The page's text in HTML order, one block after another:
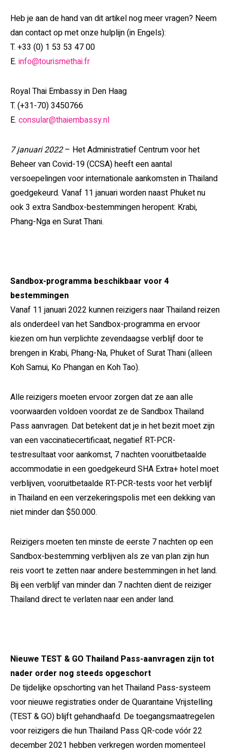
Heb je aan de hand van dit artikel nog meer vragen? Neem
dan contact op met onze hulplijn (in Engels):
T. +33 (0) 1 53 53 47 00
E. info@tourismethai.fr
Royal Thai Embassy in Den Haag
T. (+31-70) 3450766
E. consular@thaiembassy.nl
7 januari 2022– Het Administratief Centrum voor het
Beheer van Covid-19 (CCSA) heeft een aantal
versoepelingen voor internationale aankomsten in Thailand
goedgekeurd. Vanaf 11 januari worden naast Phuket nu
ook 3 extra Sandbox-bestemmingen heropent: Krabi,
Phang-Nga en Surat Thani.
Sandbox-programma beschikbaar voor 4
bestemmingen
Vanaf 11 januari 2022 kunnen reizigers naar Thailand reizen
als onderdeel van het Sandbox-programma en ervoor
kiezen om hun verplichte zevendaagse verblijf door te
brengen in Krabi, Phang-Na, Phuket of Surat Thani (alleen
Koh Samui, Ko Phangan en Koh Tao).
Alle reizigers moeten ervoor zorgen dat ze aan alle
voorwaarden voldoen voordat ze de Sandbox Thailand
Pass aanvragen. Dat betekent dat je in het bezit moet zijn
van een vaccinatiecertificaat, negatief RT-PCR-
testresultaat voor aankomst, 7 nachten vooruitbetaalde
accommodatie in een goedgekeurd SHA Extra+ hotel moet
verblijven, vooruitbetaalde RT-PCR-tests voor het verblijf
in Thailand en een verzekeringspolis met een dekking van
niet minder dan $50.000.
Reizigers moeten ten minste de eerste 7 nachten op een
Sandbox-bestemming verblijven als ze van plan zijn hun
reis voort te zetten naar andere bestemmingen in het land.
Bij een verblijf van minder dan 7 nachten dient de reiziger
Thailand direct te verlaten naar een ander land.
Nieuwe TEST & GO Thailand Pass-aanvragen zijn tot
nader order nog steeds opgeschort
De tijdelijke opschorting van het Thailand Pass-systeem
voor nieuwe registraties onder de Quarantaine Vrijstelling
(TEST & GO) blijft gehandhaafd. De toegangsmaatregelen
voor reizigers die hun Thailand Pass QR-code vóór 22
december 2021 hebben verkregen worden momenteel